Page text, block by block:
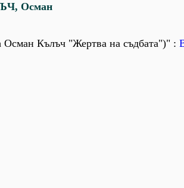
Осман
Осман Кълъч "Жертва на съдбата")" :